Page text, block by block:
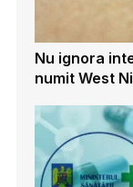
Nu ignora
numit West